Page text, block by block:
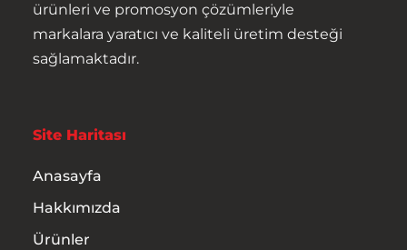
ürünleri ve promosyon çözümleriyle
markalara yaratıcı ve kaliteli üretim desteği
sağlamaktadır.
Site Haritası
Anasayfa
Hakkımızda
Ürünler